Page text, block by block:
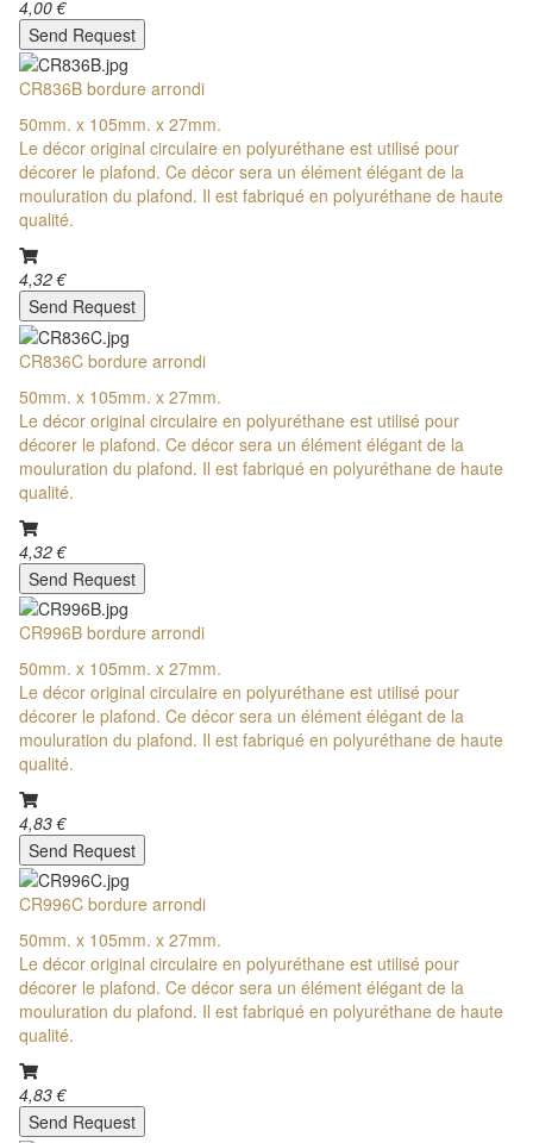
4,00 €
Send Request
CR836B bordure arrondi
50mm. x 105mm. x 27mm.
Le décor original circulaire en polyuréthane est utilisé pour
décorer le plafond. Ce décor sera un élément élégant de la
mouluration du plafond. Il est fabriqué en polyuréthane de haute
qualité.
4,32 €
Send Request
CR836C bordure arrondi
50mm. x 105mm. x 27mm.
Le décor original circulaire en polyuréthane est utilisé pour
décorer le plafond. Ce décor sera un élément élégant de la
mouluration du plafond. Il est fabriqué en polyuréthane de haute
qualité.
4,32 €
Send Request
CR996B bordure arrondi
50mm. x 105mm. x 27mm.
Le décor original circulaire en polyuréthane est utilisé pour
décorer le plafond. Ce décor sera un élément élégant de la
mouluration du plafond. Il est fabriqué en polyuréthane de haute
qualité.
4,83 €
Send Request
CR996C bordure arrondi
50mm. x 105mm. x 27mm.
Le décor original circulaire en polyuréthane est utilisé pour
décorer le plafond. Ce décor sera un élément élégant de la
mouluration du plafond. Il est fabriqué en polyuréthane de haute
qualité.
4,83 €
Send Request